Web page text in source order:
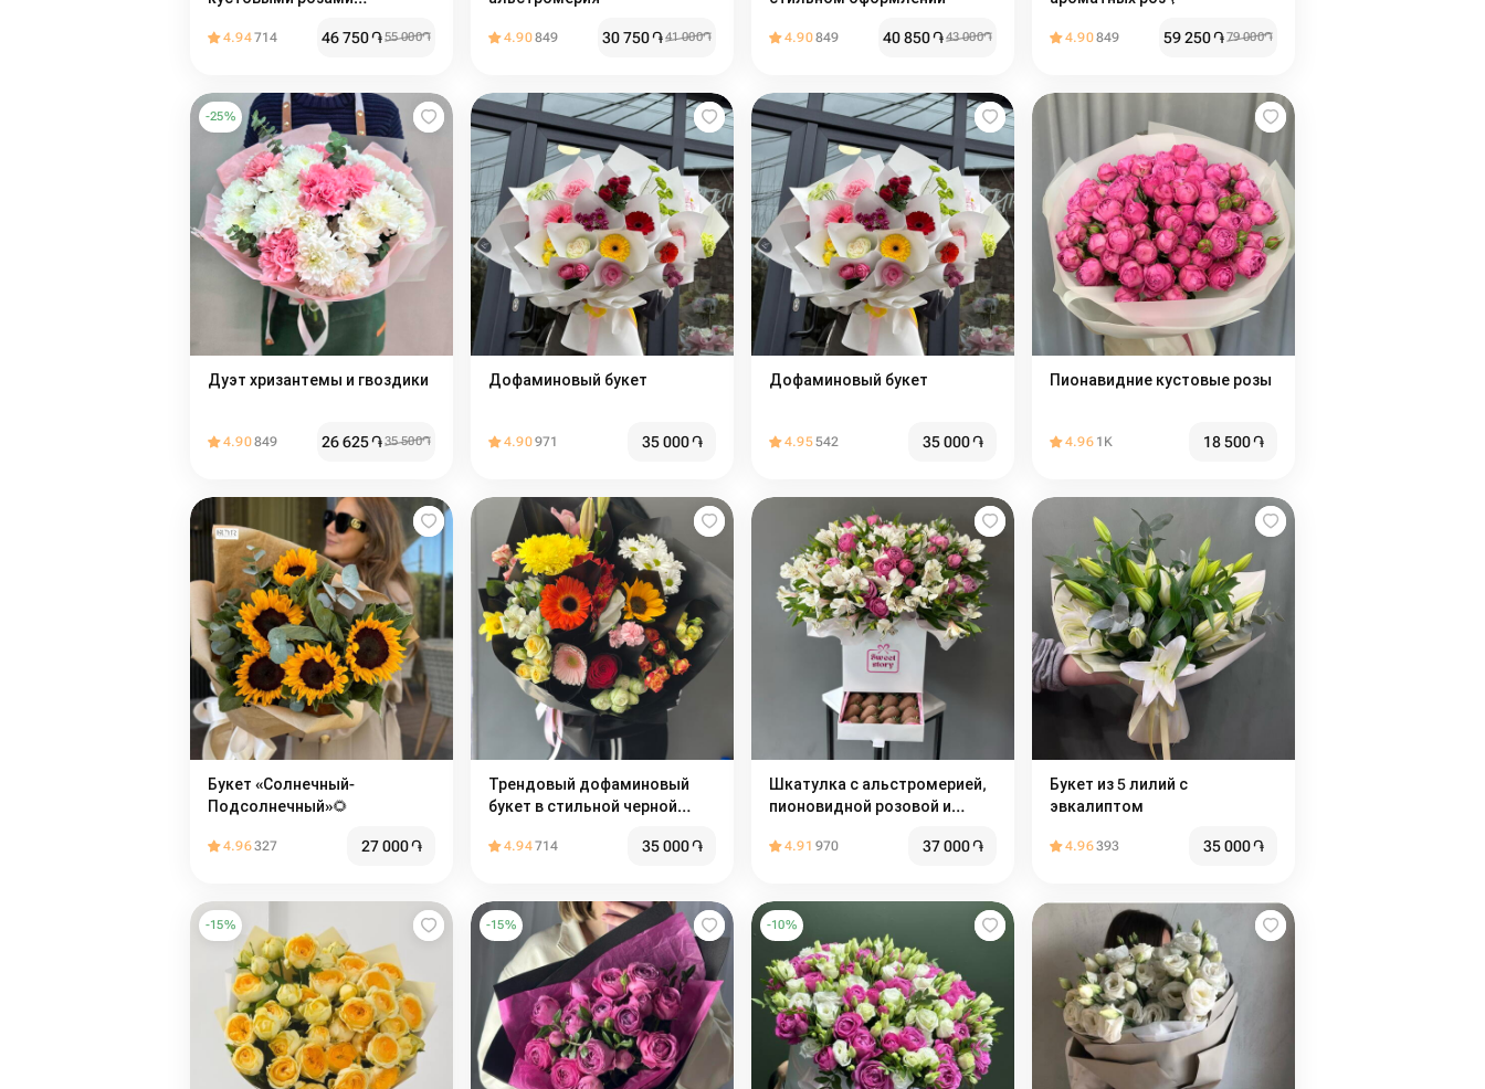
4.94714 46 750֏55 000֏ 4.90849 30 750֏41 000֏ 4.90849 40 850֏43 000֏ 4.90849 59 250֏79 000֏
-25%
Дуэт хризантемы и гвоздики
4.90849 26 625֏35 500֏
Дофаминовый букет
4.90971 35 000֏
Дофаминовый букет
4.95542 35 000֏
Пионавидние кустовые розы
4.96 1K 18 500֏
Букет «Солнечный-
Подсолнечный»🌻
4.96327 27 000֏
Трендовый дофаминовый
букет в стильной черной
4.94714 35 000֏
Шкатулка с альстромерией,
пионовидной розовой и
шоколаде
4.91 970 37 000֏
Букет из 5 лилий с
эвкалиптом
4.96393 35 000֏
-15% -15% -10%